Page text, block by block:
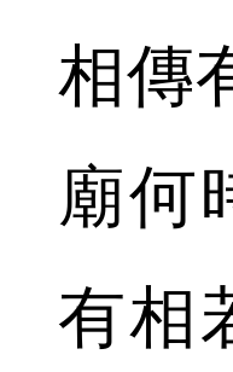
相傳
廟何
有相